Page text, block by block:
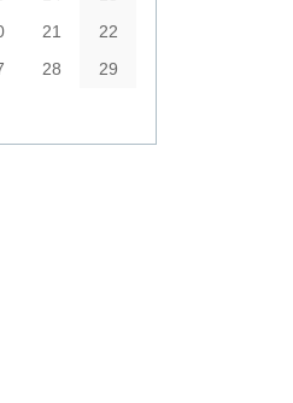
21
22
28
29